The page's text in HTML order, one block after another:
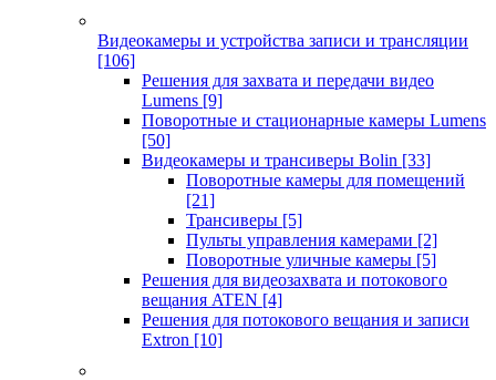
Видеокамеры и устройства записи и трансляции
[106]
Решения для захвата и передачи видео
Lumens [9]
Поворотные и стационарные камеры Lumens
[50]
Видеокамеры и трансиверы Bolin [33]
Поворотные камеры для помещений
[21]
Трансиверы [5]
Пульты управления камерами [2]
Поворотные уличные камеры [5]
Решения для видеозахвата и потокового
вещания ATEN [4]
Решения для потокового вещания и записи
Extron [10]